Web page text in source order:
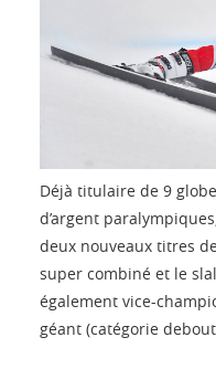
Déjà titulaire de 9
d’argent
deux nouveaux titres
super combiné et le
également vice-
géant (catégorie